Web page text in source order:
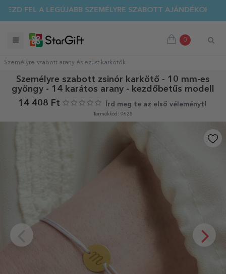
FEL A LEGÚJABB SZEMÉLYRE SZABOTT AJÁNDÉKOKAT!
0
Személyre szabott arany és ezüst karkötők
Személyre szabott zsinór karkötő - 10 mm-es
gyöngy - 14 karátos arany - kezdőbetűs modell
14 408 Ft
Írd meg te az első véleményt!
Termékkód: 9625